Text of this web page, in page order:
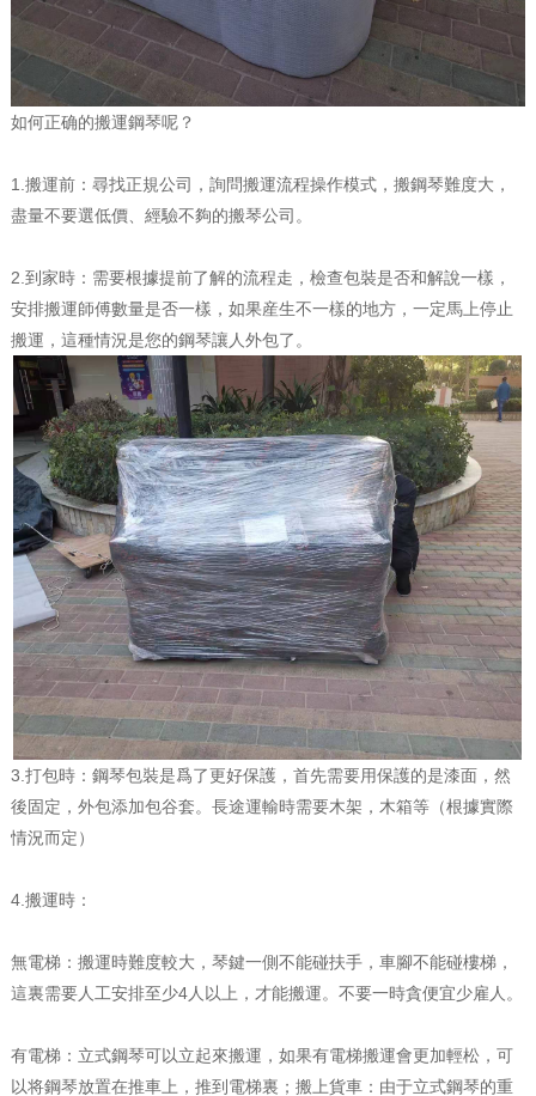
如何正确的搬運鋼琴呢？
1.搬運前：尋找正規公司，詢問搬運流程操作模式，搬鋼琴難度大，
盡量不要選低價、經驗不夠的搬琴公司。
2.到家時：需要根據提前了解的流程走，檢查包裝是否和解說一樣，
安排搬運師傅數量是否一樣，如果産生不一樣的地方，一定馬上停止
搬運，這種情況是您的鋼琴讓人外包了。
3.打包時：鋼琴包裝是爲了更好保護，首先需要用保護的是漆面，然
後固定，外包添加包谷套。長途運輸時需要木架，木箱等（根據實際
情況而定）
4.搬運時：
無電梯：搬運時難度較大，琴鍵一側不能碰扶手，車腳不能碰樓梯，
這裏需要人工安排至少4人以上，才能搬運。不要一時貪便宜少雇人。
有電梯：立式鋼琴可以立起來搬運，如果有電梯搬運會更加輕松，可
以将鋼琴放置在推車上，推到電梯裏；搬上貨車：由于立式鋼琴的重